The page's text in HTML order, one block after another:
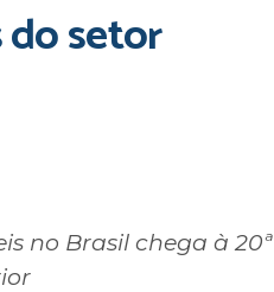
do setor
no Brasil chega à 20ª